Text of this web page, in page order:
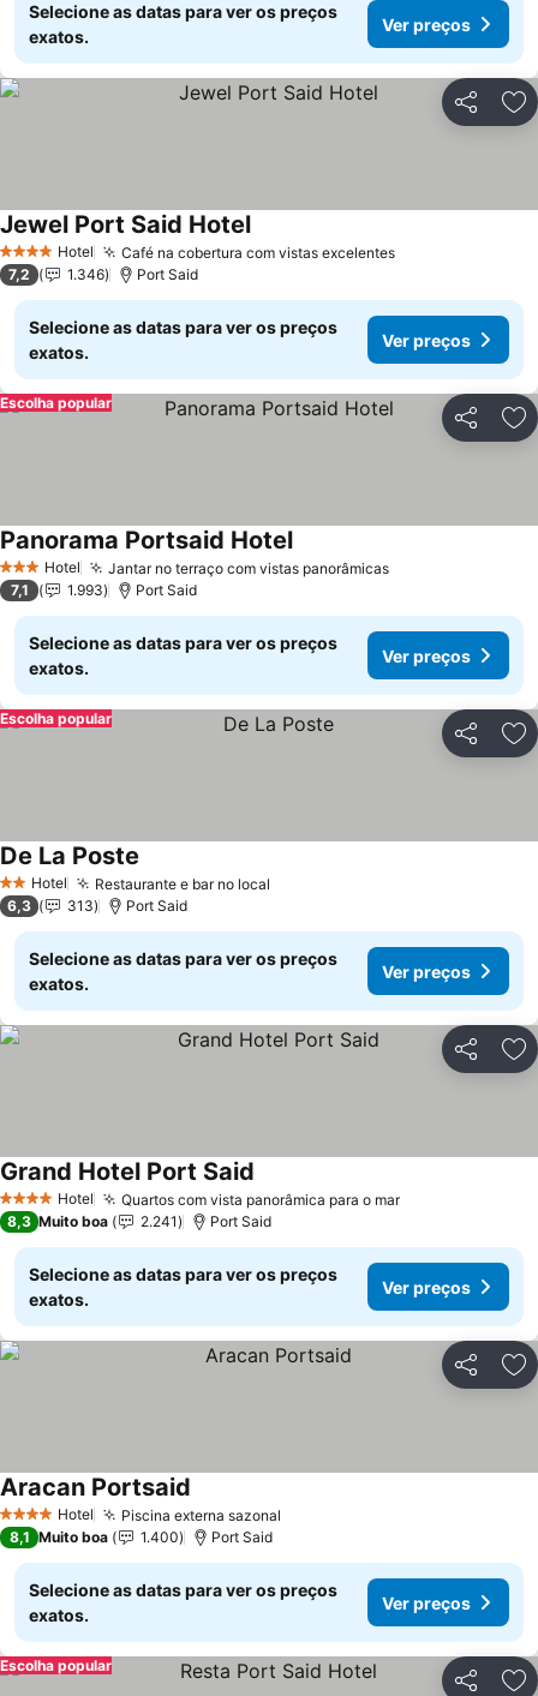
Selecione as datas para ver os preços
exatos.
Ver preços
Partilhar
4 EstrelasHotel Café na cobertura com vistas excelentesVer preços
Jewel Port Said HotelVer preços
7,2 1.346 Port Said
Selecione as datas para ver os preços
exatos.
Ver preços
Partilhar
Escolha popular
3 EstrelasHotel Jantar no terraço com vistas panorâmicasVer preços
Panorama Portsaid HotelVer preços
7,1 1.993 Port Said
Selecione as datas para ver os preços
exatos.
Ver preços
Partilhar
Escolha popular
2 Estrelas
Hotel Restaurante e bar no local
De La Poste
6,3 313 Port Said
Selecione as datas para ver os preços
exatos.
Ver preços
Partilhar
4 EstrelasHotel Quartos com vista panorâmica para o marVer preços
Grand Hotel Port Said
8,3 Muito boa 2.241 Port Said
Selecione as datas para ver os preços
exatos.
Ver preços
Partilhar
4 EstrelasHotel Piscina externa sazonal
Aracan Portsaid
8,1 Muito boa 1.400 Port Said
Selecione as datas para ver os preços
exatos.
Ver preços
Partilhar
Escolha popular